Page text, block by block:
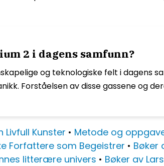
2 i dagens samfunn?
og teknologiske felt i dagens
Forståelsen av disse gassene og
Livfull Kunster • Metode og
Forfattere som Begeistrer • Bøker
litterære univers • Bøker av